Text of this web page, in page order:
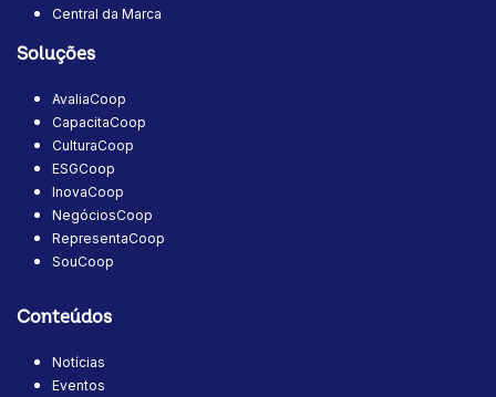
Central da Marca
Soluções
AvaliaCoop
CapacitaCoop
CulturaCoop
ESGCoop
InovaCoop
NegóciosCoop
RepresentaCoop
SouCoop
Conteúdos
Notícias
Eventos